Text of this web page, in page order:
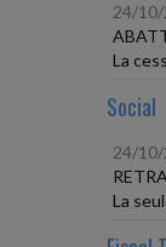
24/
La
Social
24/
La